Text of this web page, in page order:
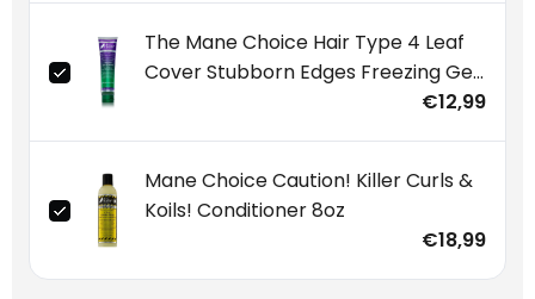
The Mane Choice Hair Type 4 Leaf
Cover Stubborn Edges Freezing Gel
€12,99
Mane Choice Caution! Killer Curls &
Koils! Conditioner 8oz
€18,99